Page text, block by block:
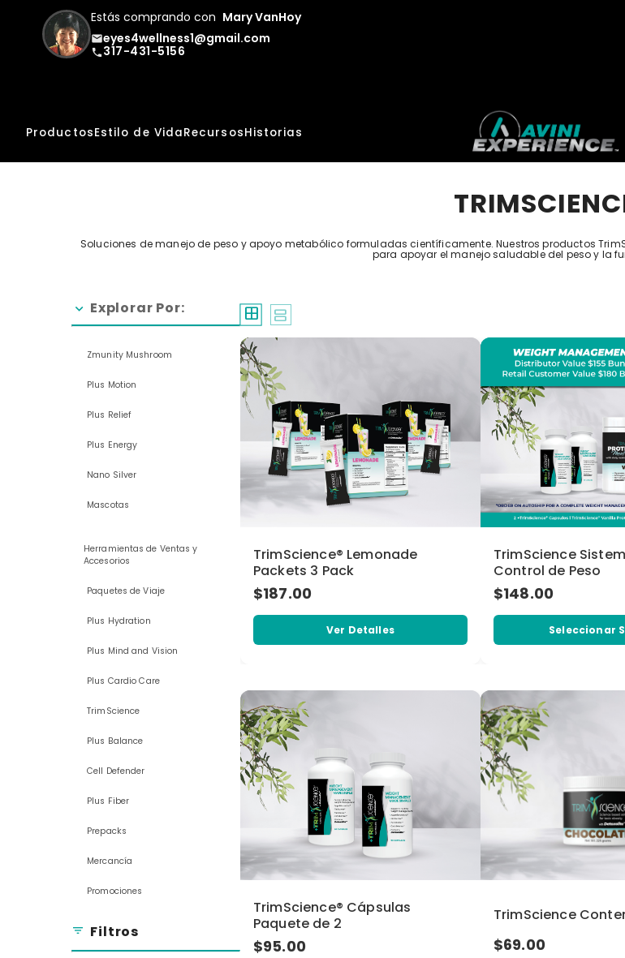
Estás comprando con Mary VanHoy
emaileyes4wellness1@gmail.com
phone317-431-5156
ProductosEstilo de VidaRecursosHistorias
Soluciones de manejo de peso y apoyo metabólico formuladas científicamente. Nuestros productos
para apoyar el manejo saludable del peso y la
chevron_right Explorar Por:
Zmunity Mushroom
Plus Motion
Plus Relief
Plus Energy
Nano Silver
Mascotas
Herramientas de Ventas y
Accesorios
Paquetes de Viaje
Plus Hydration
Plus Mind and Vision
Plus Cardio Care
TrimScience
Plus Balance
Cell Defender
Plus Fiber
Prepacks
Mercancía
Promociones
filter_list Filtros
window splitscreen
TrimScience® Lemonade
Packets 3 Pack
$187.00
Ver Detalles
TrimScience
Control de Peso
$148.00
Seleccionar
TrimScience® Cápsulas
Paquete de 2
$95.00
TrimScience
$69.00